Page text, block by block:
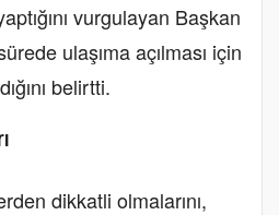
vurgulayan Başkan
ulaşıma açılması için
belirtti.
dikkatli olmalarını,